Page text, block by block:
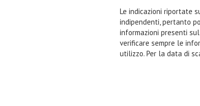
Le indicazioni riportate
indipendenti, pertanto
informazioni presenti
verificare sempre le
utilizzo. Per la data di